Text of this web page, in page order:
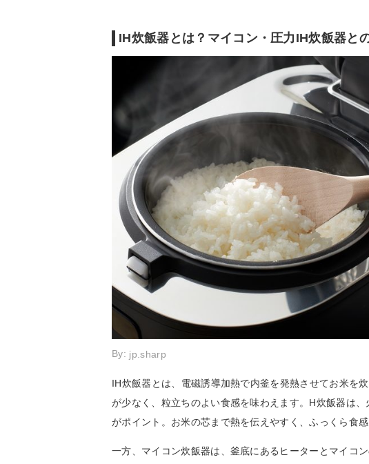
IH炊飯器とは？マイコン・圧力IH炊飯器と
By: jp.sharp
IH炊飯器とは、電磁誘導加熱で内釜を発熱させてお米を
が少なく、粒立ちのよい食感を味わえます。H炊飯器は
がポイント。お米の芯まで熱を伝えやすく、ふっくら食感
一方、マイコン炊飯器は、釜底にあるヒーターとマイコ